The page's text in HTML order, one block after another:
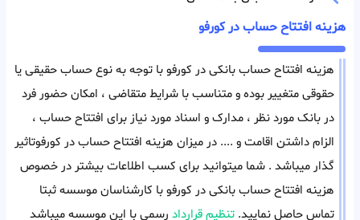
هزینه افتتاح حساب در کورفو
هزینه افتتاح حساب بانکی در کورفو با توجه به نوع حساب حقیقی یا
حقوقی متغییر بوده و متناسب با شرایط متقاضی ، امکان حضور فرد
در بانک مورد نظر ، مدارک و اسناد مورد نیاز برای افتتاح حساب ،
الزام داشتن اقامت و .... در میزان هزینه افتتاح حساب در کورفوتاثیر
گذار میباشد . شما میتوانید برای کسب اطلاعات بیشتر در خصوص
هزینه افتتاح حساب بانکی در کورفو با کارشناسان موسسه ثبتا
تماس حاصل نمایید. تنظیم قرارداد رسمی با این موسسه میباشد